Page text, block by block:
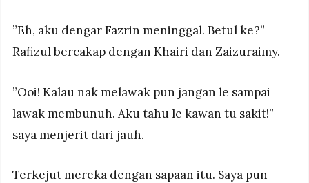
”Eh, aku dengar Fazrin meninggal. Betul ke?”
Rafizul bercakap dengan Khairi dan Zaizuraimy.
”Ooi! Kalau nak melawak pun jangan le sampai
lawak membunuh. Aku tahu le kawan tu sakit!”
saya menjerit dari jauh.
Terkejut mereka dengan sapaan itu. Saya pun